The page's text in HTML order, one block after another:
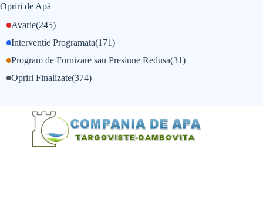
Opriri de Apă
Avarie(245)
Interventie Programata(171)
Opriri Finalizate(374)
Program de Furnizare sau Presiune Redusa(31)